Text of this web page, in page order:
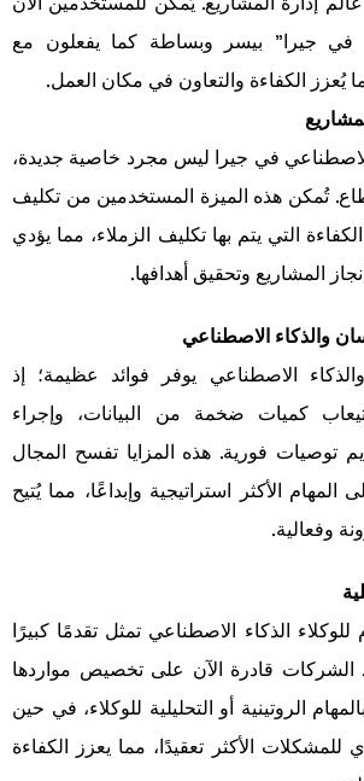
في جيرا” بيسر وبساطة كما يفعلون مع
يُعزز الكفاءة والتعاون في مكان العمل.
الاصطناعي في جيرا ليس مجرد خاصية جديدة،
تُمكن هذه الميزة المستخدمين من تكليف
التي يتم بها تكليف الزملاء، مما يؤدي
المشاريع وتحقيق أهدافها.
والذكاء الاصطناعي
الاصطناعي يوفر فوائد عظيمة؛ إذ
كميات ضخمة من البيانات، وإجراء
توصيات فورية. هذه المزايا تفسح المجال
الأكثر استراتيجية وإبداعًا، مما يُتيح
وفعالية.
للوكلاء الذكاء الاصطناعي تمثل تقدمًا كبيرًا
الشركات قادرة الآن على تخصيص مواردها
الروتينية أو التحليلية للوكلاء، في حين
الأكثر تعقيدًا، مما يعزز الكفاءة